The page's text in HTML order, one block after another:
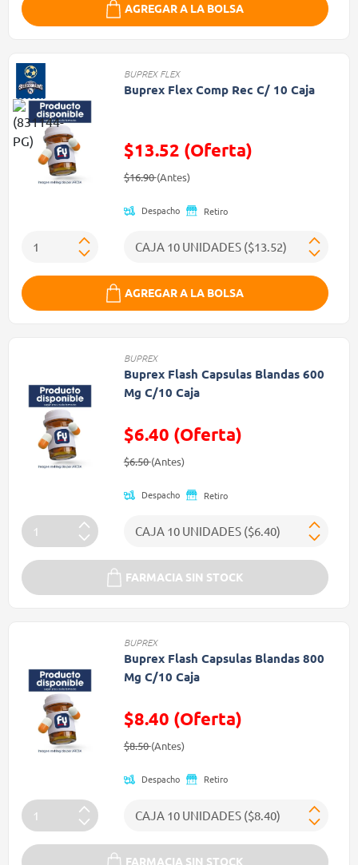
AGREGAR A LA BOLSA
BUPREX FLEX
Buprex Flex Comp Rec C/ 10 Caja
$13.52 (Oferta)
Precio reducido de
$16.90(Antes)(Oferta)
Despacho Retiro
AGREGAR A LA BOLSA
BUPREX
Buprex Flash Capsulas Blandas 600
Mg C/10 Caja
$6.40 (Oferta)
Precio reducido de
$6.50(Antes)(Oferta)
Despacho Retiro
FARMACIA SIN STOCK
BUPREX
Buprex Flash Capsulas Blandas 800
Mg C/10 Caja
$8.40 (Oferta)
Precio reducido de
$8.50(Antes)(Oferta)
Despacho Retiro
FARMACIA SIN STOCK